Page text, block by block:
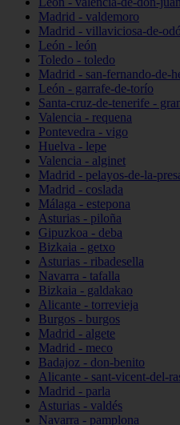
Madrid - valdemoro
Madrid - villaviciosa-de-
León - león
Toledo - toledo
Madrid - san-fernando-de-
León - garrafe-de-torío
Santa-cruz-de-tenerife -
Valencia - requena
Pontevedra - vigo
Huelva - lepe
Valencia - alginet
Madrid - pelayos-de-la-
Madrid - coslada
Málaga - estepona
Asturias - piloña
Gipuzkoa - deba
Bizkaia - getxo
Asturias - ribadesella
Navarra - tafalla
Bizkaia - galdakao
Alicante - torrevieja
Burgos - burgos
Madrid - algete
Madrid - meco
Badajoz - don-benito
Alicante - sant-vicent-del-
Madrid - parla
Asturias - valdés
Navarra - pamplona